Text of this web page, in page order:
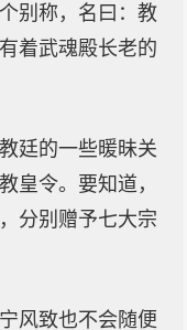
别称，名曰：教
着武魂殿长老的
廷的一些暖昧关
皇令。要知道，
分别赠予七大宗
风致也不会随便